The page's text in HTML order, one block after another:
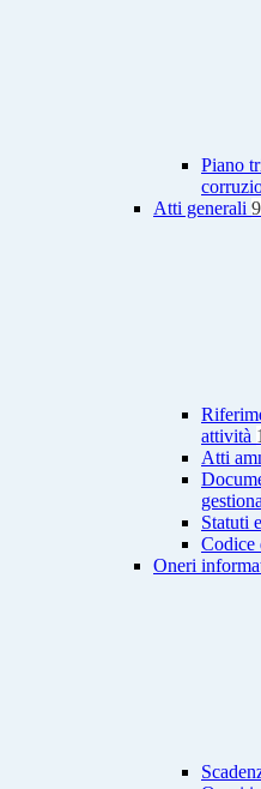
Piano
Atti generali
attività 1
Atti
Statuti
Codice
Oneri